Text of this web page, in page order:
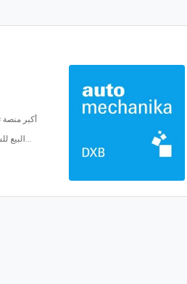
البيع للسيارات في منطقة الشرق الأوسط وأفريقيا، حيث يجمع المصنعين والموزعين ووكلاء العلامات التجارية...